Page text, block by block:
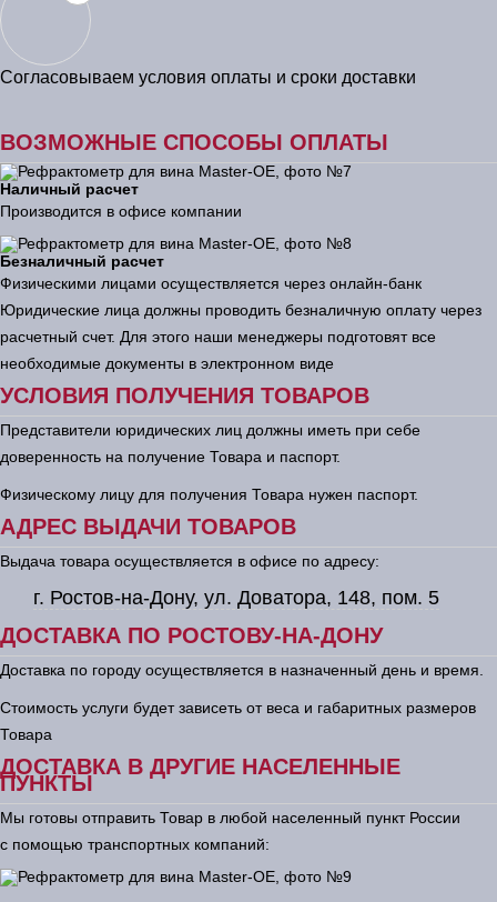
Согласовываем условия оплаты и сроки доставки
ВОЗМОЖНЫЕ СПОСОБЫ ОПЛАТЫ
Наличный расчет
Производится в офисе компании
Безналичный расчет
Физическими лицами осуществляется через онлайн-банк
Юридические лица должны проводить безналичную оплату через
расчетный счет. Для этого наши менеджеры подготовят все
необходимые документы в электронном виде
УСЛОВИЯ ПОЛУЧЕНИЯ ТОВАРОВ
Представители юридических лиц должны иметь при себе
доверенность на получение Товара и паспорт.
Физическому лицу для получения Товара нужен паспорт.
АДРЕС ВЫДАЧИ ТОВАРОВ
Выдача товара осуществляется в офисе по адресу:
г. Ростов-на-Дону, ул. Доватора, 148, пом. 5
ДОСТАВКА ПО РОСТОВУ-НА-ДОНУ
Доставка по городу осуществляется в назначенный день и время.
Стоимость услуги будет зависеть от веса и габаритных размеров
Товара
ДОСТАВКА В ДРУГИЕ НАСЕЛЕННЫЕ
ПУНКТЫ
Мы готовы отправить Товар в любой населенный пункт России
с помощью транспортных компаний: